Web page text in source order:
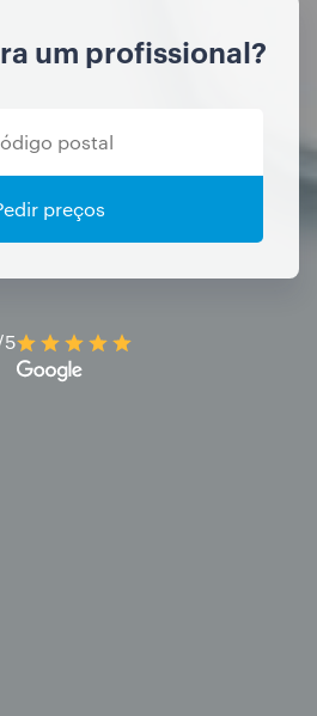
um profissional?
preços